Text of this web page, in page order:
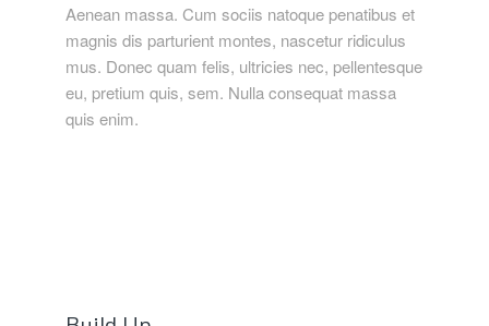
Aenean massa. Cum sociis natoque penatibus et
magnis dis parturient montes, nascetur ridiculus
mus. Donec quam felis, ultricies nec, pellentesque
eu, pretium quis, sem. Nulla consequat massa
quis enim.